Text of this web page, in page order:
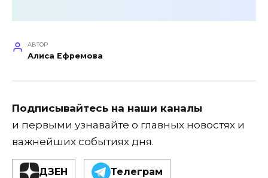
АВТОР
Алиса Ефремова
Подписывайтесь на наши каналы
и первыми узнавайте о главных новостях и
важнейших событиях дня.
ДЗЕН Телеграм